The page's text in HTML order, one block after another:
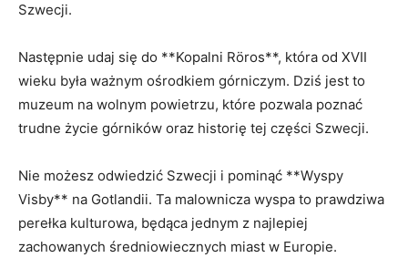
‍Szwecji.
Następnie udaj​ się do **Kopalni Röros**,​ która ‍od XVII
wieku była ważnym ośrodkiem górniczym. Dziś jest to
muzeum na ⁣wolnym‌ powietrzu, które pozwala poznać
trudne życie górników oraz historię tej⁣ części ​Szwecji.
Nie⁤ możesz odwiedzić ⁣Szwecji ⁢i pominąć⁣ **Wyspy⁤
Visby** na Gotlandii. Ta malownicza wyspa ‌to​ prawdziwa
perełka kulturowa, będąca jednym z ‍najlepiej
‌zachowanych średniowiecznych ‌miast w Europie.